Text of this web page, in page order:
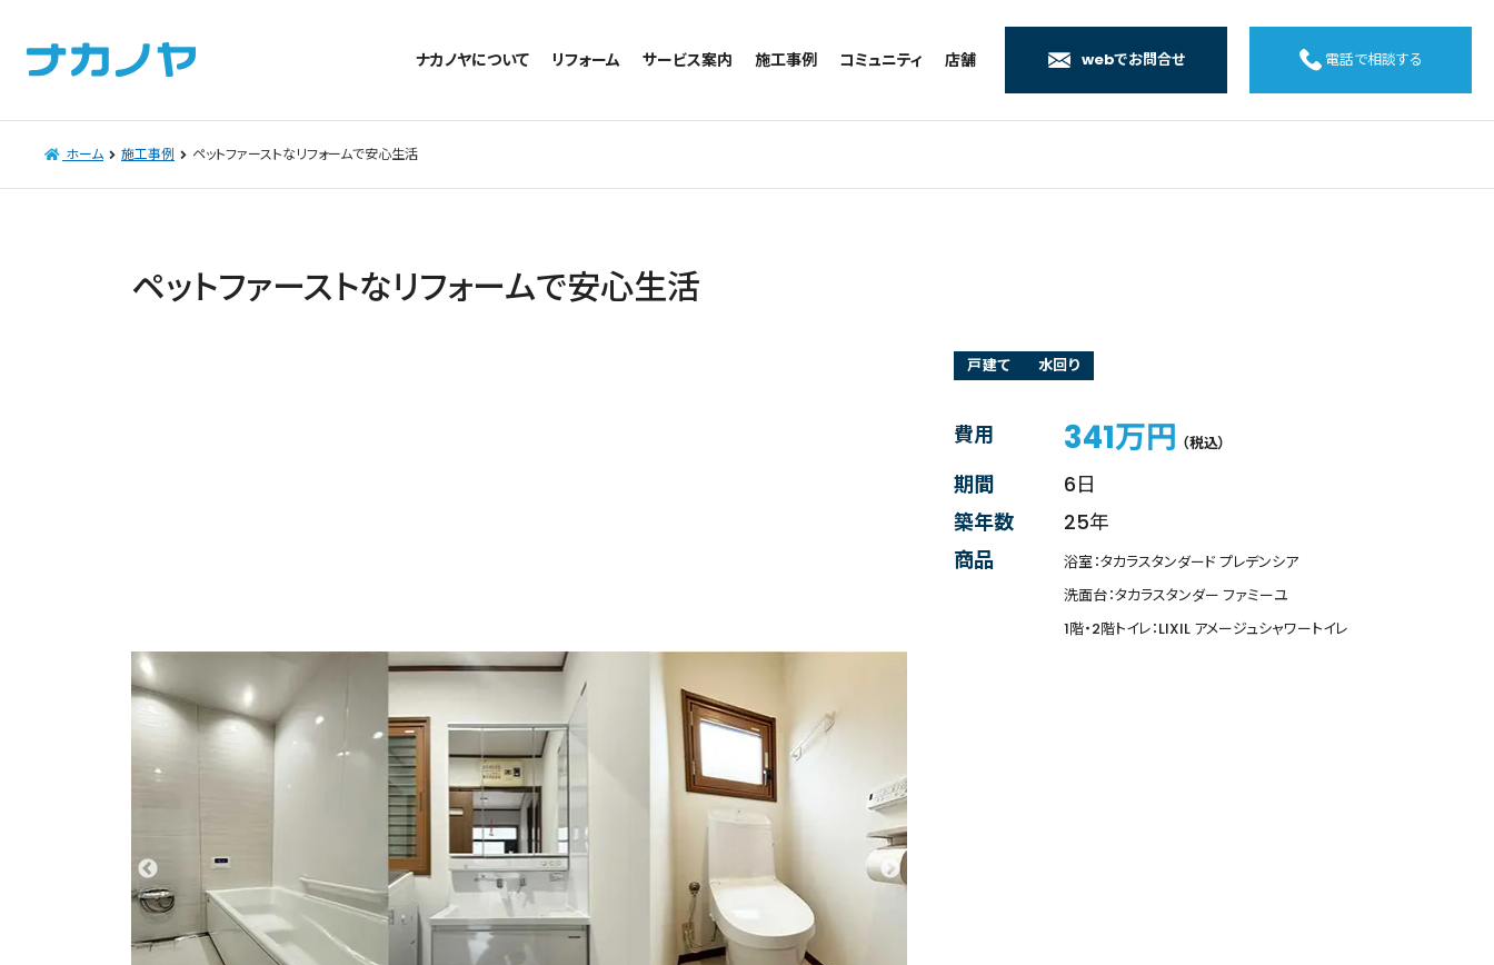
ナカノヤについて リフォーム
お風呂のリフォーム
洗面台のリフォーム
内装のリフォーム
水回りのリフォーム
サービス案内
相談室・よくある質問
施工事例
トイレの施工事例
キッチンの施工事例
コミュニティ
アルブル通信
ブログ
店舗
墨田店
日本橋店
webでお問合せ 電話で相談する
ホーム 施工事例 ペットファーストなリフォームで安心生活
ペットファーストなリフォームで安心生活
戸建て 水回り
費用 341万円 （税込）
期間
6日
築年数
25年
商品
浴室：タカラスタンダード プレデンシア
洗面台：タカラスタンダー ファミーユ
1階・2階トイレ：LIXIL アメージュシャワートイレ